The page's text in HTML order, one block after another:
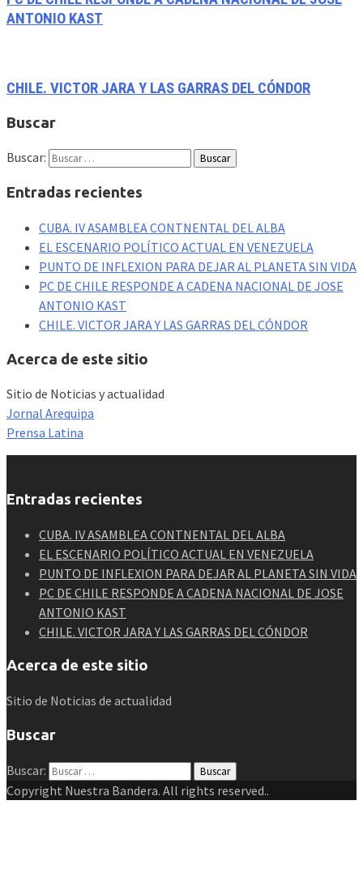
ANTONIO KAST
CHILE. VICTOR JARA Y LAS GARRAS DEL CÓNDOR
Buscar
Buscar:
Entradas recientes
CUBA. IV ASAMBLEA CONTNENTAL DEL ALBA
EL ESCENARIO POLÍTICO ACTUAL EN VENEZUELA
PUNTO DE INFLEXION PARA DEJAR AL PLANETA SIN VIDA
PC DE CHILE RESPONDE A CADENA NACIONAL DE JOSE
ANTONIO KAST
CHILE. VICTOR JARA Y LAS GARRAS DEL CÓNDOR
Acerca de este sitio
Sitio de Noticias y actualidad
Jornal Arequipa
Prensa Latina
Entradas recientes
CUBA. IV ASAMBLEA CONTNENTAL DEL ALBA
EL ESCENARIO POLÍTICO ACTUAL EN VENEZUELA
PUNTO DE INFLEXION PARA DEJAR AL PLANETA SIN VIDA
PC DE CHILE RESPONDE A CADENA NACIONAL DE JOSE
ANTONIO KAST
CHILE. VICTOR JARA Y LAS GARRAS DEL CÓNDOR
Acerca de este sitio
Sitio de Noticias de actualidad
Buscar
Buscar:
Copyright Nuestra Bandera. All rights reserved..